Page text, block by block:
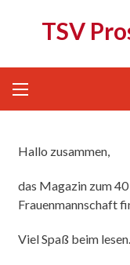
TSV
Hallo zusammen,
das Magazin zum
Frauenmannschaft
Viel Spaß beim lesen.